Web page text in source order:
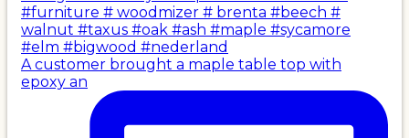
A customer brought a maple table top with
epoxy an